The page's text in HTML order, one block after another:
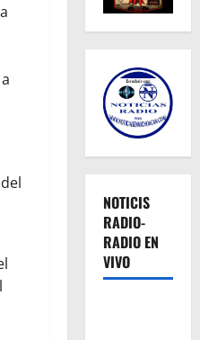
NOTICIS
RADIO-
RADIO EN
VIVO